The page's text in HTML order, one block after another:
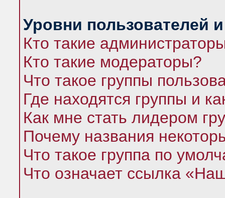
Уровни пользователей
Кто такие
Кто такие модераторы?
Что такое группы
Где находятся группы и
Как мне стать лидером
Почему названия
Что такое группа по
Что означает ссылка